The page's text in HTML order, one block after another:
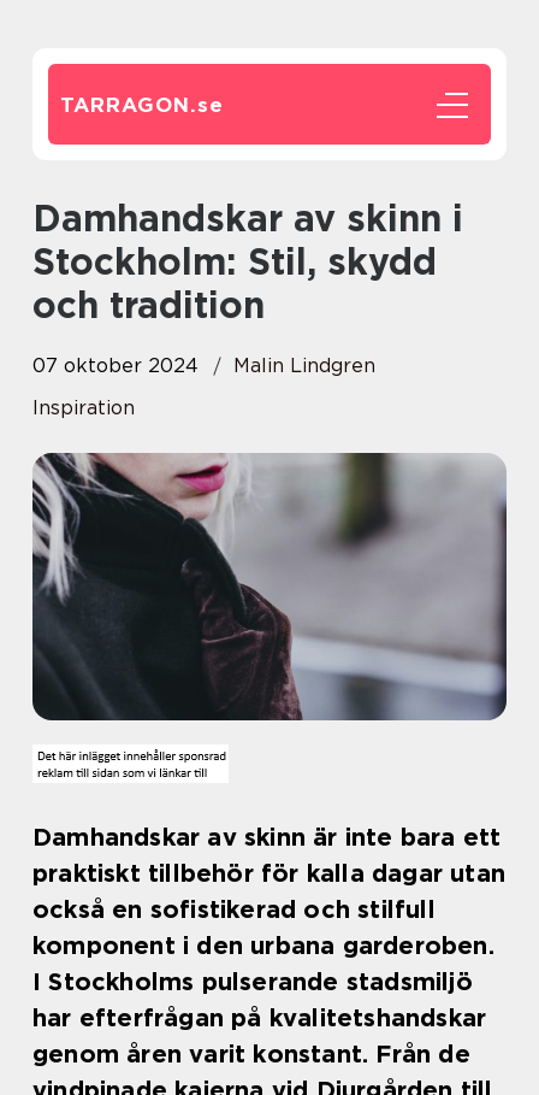
TARRAGON.se
Damhandskar av skinn i
Stockholm: Stil, skydd
och tradition
07 oktober 2024
Malin Lindgren
Inspiration
Damhandskar av skinn är inte bara ett
praktiskt tillbehör för kalla dagar utan
också en sofistikerad och stilfull
komponent i den urbana garderoben.
I Stockholms pulserande stadsmiljö
har efterfrågan på kvalitetshandskar
genom åren varit konstant. Från de